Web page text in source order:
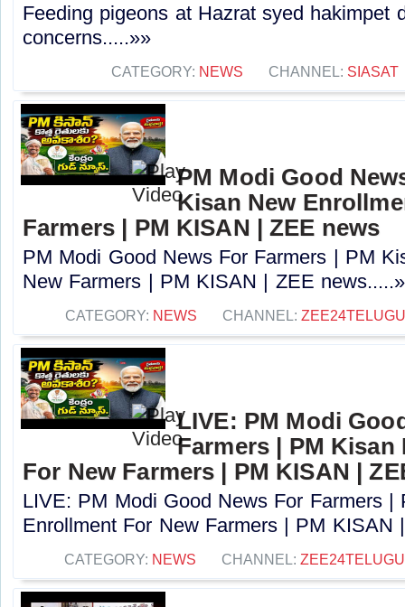
Feeding pigeons at Hazrat syed hakimpet
concerns.....»»
CATEGORY: NEWS CHANNEL: SIASAT
PM Modi Good
Kisan New
Farmers | PM KISAN | ZEE news
PM Modi Good News For Farmers | PM
New Farmers | PM KISAN | ZEE
CATEGORY: NEWS CHANNEL:
LIVE: PM Modi
Farmers | PM
For New Farmers | PM KISAN |
LIVE: PM Modi Good News For Farmers |
Enrollment For New Farmers | PM KISAN
CATEGORY: NEWS CHANNEL: